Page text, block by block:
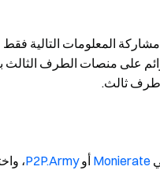
المعلومات التالية
على منصات الطرف الثالث
طرف ثالث.
Monierate أوP2P.Army